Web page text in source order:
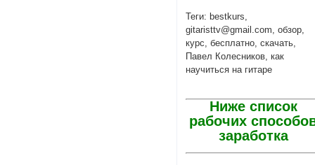
Теги: bestkurs,
gitaristtv@gmail.com, обзор,
курс, бесплатно, скачать,
Павел Колесников, как
научиться на гитаре
Ниже список
рабочих
заработка